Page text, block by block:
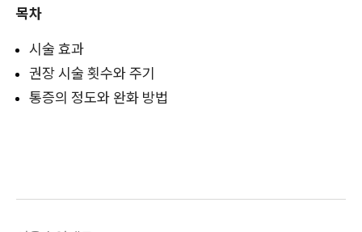
목차
시술 효과
권장 시술 횟수와 주기
통증의 정도와 완화 방법